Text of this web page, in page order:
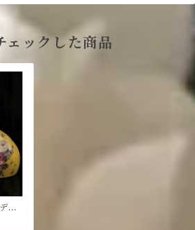
ェックした商品
ィ